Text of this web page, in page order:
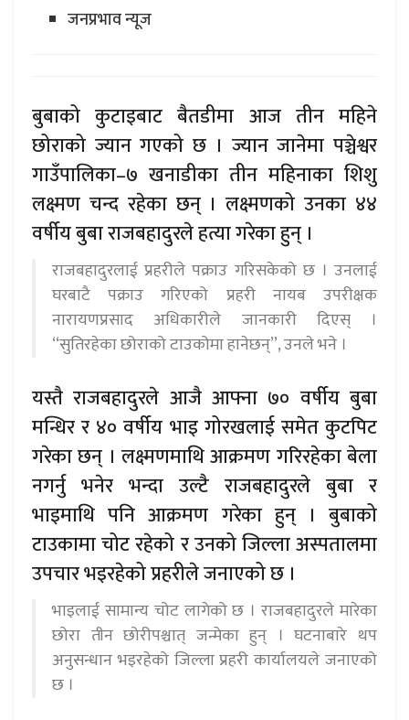
जनप्रभाव न्यूज
बुबाको कुटाइबाट बैतडीमा आज तीन महिने
छोराको ज्यान गएको छ । ज्यान जानेमा पञ्चेश्वर
गाउँपालिका–७ खनाडीका तीन महिनाका शिशु
लक्ष्मण चन्द रहेका छन् । लक्ष्मणको उनका ४४
वर्षीय बुबा राजबहादुरले हत्या गरेका हुन् ।
राजबहादुरलाई प्रहरीले पक्राउ गरिसकेको छ । उनलाई
घरबाटै पक्राउ गरिएको प्रहरी नायब उपरीक्षक
नारायणप्रसाद अधिकारीले जानकारी दिएस् ।
‘‘सुतिरहेका छोराको टाउकोमा हानेछन्’’, उनले भने ।
यस्तै राजबहादुरले आजै आफ्ना ७० वर्षीय बुबा
मन्धिर र ४० वर्षीय भाइ गोरखलाई समेत कुटपिट
गरेका छन् । लक्ष्मणमाथि आक्रमण गरिरहेका बेला
नगर्नु भनेर भन्दा उल्टै राजबहादुरले बुबा र
भाइमाथि पनि आक्रमण गरेका हुन् । बुबाको
टाउकामा चोट रहेको र उनको जिल्ला अस्पतालमा
उपचार भइरहेको प्रहरीले जनाएको छ ।
भाइलाई सामान्य चोट लागेको छ । राजबहादुरले मारेका
छोरा तीन छोरीपश्चात् जन्मेका हुन् । घटनाबारे थप
अनुसन्धान भइरहेको जिल्ला प्रहरी कार्यालयले जनाएको
छ ।